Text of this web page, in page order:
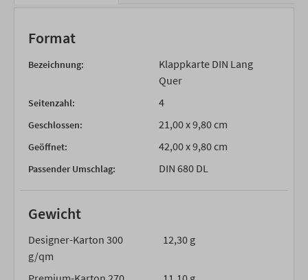
Format
Bezeichnung:
Klappkarte DIN Lang
Quer
Seitenzahl: 4
Geschlossen: 21,00 x 9,80 cm
Geöffnet: 42,00 x 9,80 cm
Passender Umschlag: DIN 680 DL
Gewicht
Designer-Karton 300
g/qm
12,30 g